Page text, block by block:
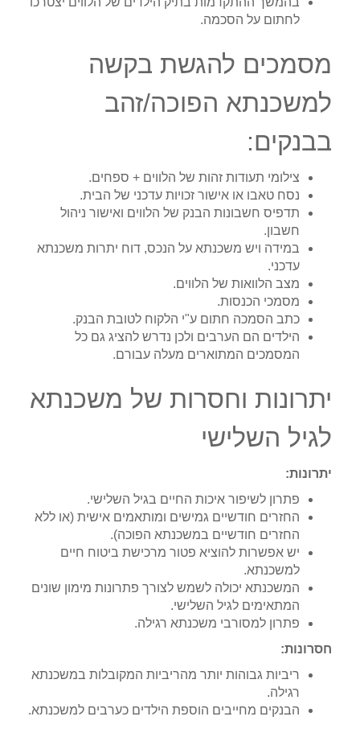
לחתום על הסכמה.
מסמכים להגשת בקשה
למשכנתא הפוכה/זהב
בבנקים:
צילומי תעודות זהות של הלווים + ספחים.
נסח טאבו או אישור זכויות עדכני של הבית.
תדפיס חשבונות הבנק של הלווים ואישור ניהול
חשבון.
במידה ויש משכנתא על הנכס, דוח יתרות משכנתא
עדכני.
מצב הלוואות של הלווים.
מסמכי הכנסות.
כתב הסמכה חתום ע"י הלקוח לטובת הבנק.
הילדים הם הערבים ולכן נדרש להציג גם כל
המסמכים המתוארים מעלה עבורם.
יתרונות וחסרות של משכנתא
לגיל השלישי
יתרונות:
פתרון לשיפור איכות החיים בגיל השלישי.
החזרים חודשיים גמישים ומותאמים אישית (או ללא
החזרים חודשיים במשכנתא הפוכה).
יש אפשרות להוציא פטור מרכישת ביטוח חיים
למשכנתא.
המשכנתא יכולה לשמש לצורך פתרונות מימון שונים
המתאימים לגיל השלישי.
פתרון למסורבי משכנתא רגילה.
חסרונות:
ריביות גבוהות יותר מהריביות המקובלות במשכנתא
רגילה.
הבנקים מחייבים הוספת הילדים כערבים למשכנתא.